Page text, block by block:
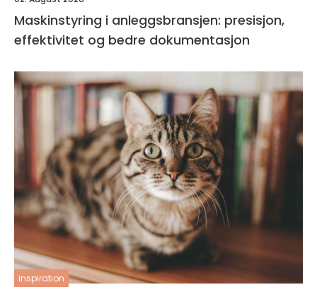
Maskinstyring i anleggsbransjen: presisjon,
effektivitet og bedre dokumentasjon
inspiration